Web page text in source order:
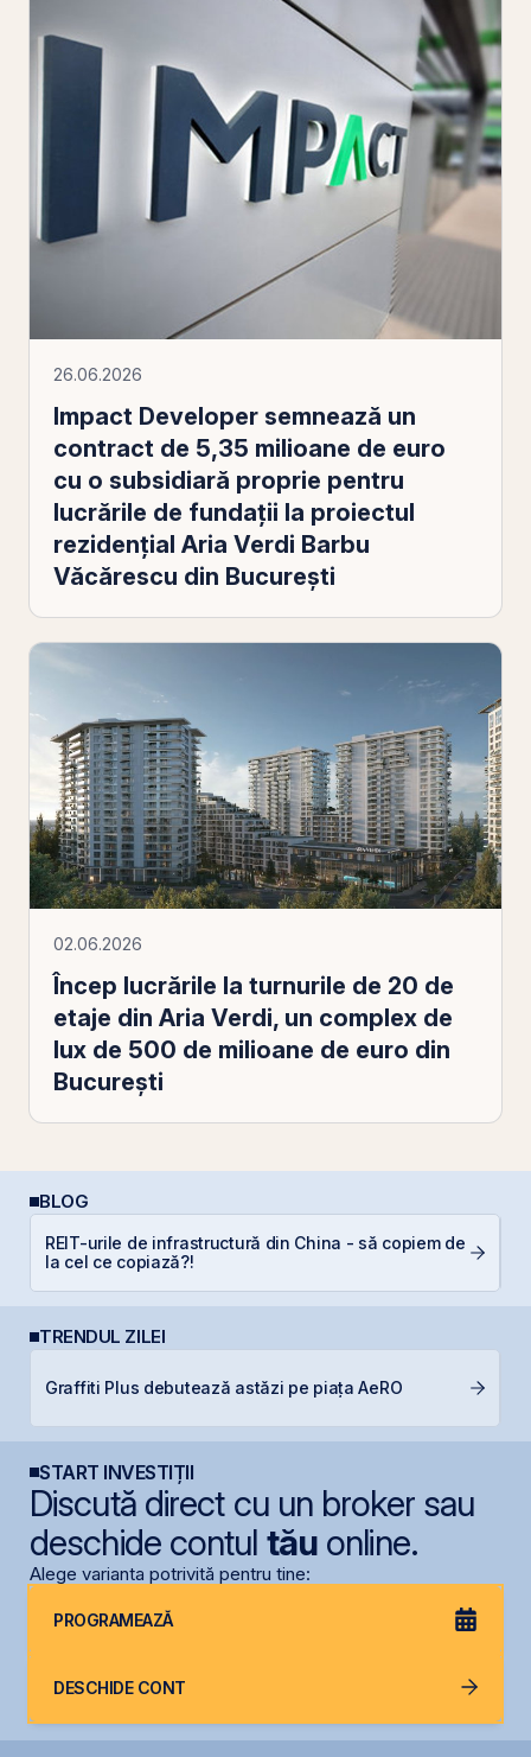
26.06.2026
Impact Developer semnează un
contract de 5,35 milioane de euro
cu o subsidiară proprie pentru
lucrările de fundaţii la proiectul
rezidenţial Aria Verdi Barbu
Văcărescu din Bucureşti
02.06.2026
Încep lucrările la turnurile de 20 de
etaje din Aria Verdi, un complex de
lux de 500 de milioane de euro din
București
BLOG
REIT-urile de infrastructură din China - să copiem de
la cel ce copiază?!
TRENDUL ZILEI
Graffiti Plus debutează astăzi pe piața AeRO
START INVESTIȚII
Discută direct cu un broker sau
deschide contul tăuonline.
Alege varianta potrivită pentru tine:
PROGRAMEAZĂ
DESCHIDE CONT